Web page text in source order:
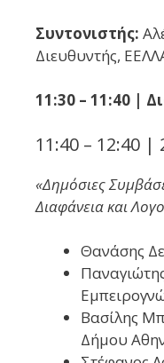
Συντονιστής:
Διευθυντής,
11:30 – 11:40 |
11:40 – 12:40 |
«Δημόσιες
Διαφάνεια και
Θανάσης
Βασίλης
Δήμου